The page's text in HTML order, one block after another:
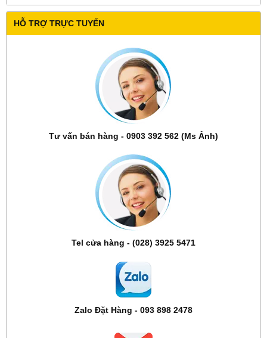
HỖ TRỢ TRỰC TUYẾN
Tư vấn bán hàng - 0903 392 562 (Ms Ảnh)
Tel cửa hàng - (028) 3925 5471
Zalo Đặt Hàng - 093 898 2478